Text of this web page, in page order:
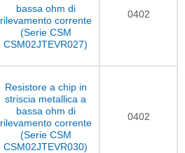
bassa ohm di
rilevamento corrente
(Serie CSM
CSM02JTEVR027)
0402
Resistore a chip in
striscia metallica a
bassa ohm di
rilevamento corrente
(Serie CSM
CSM02JTEVR030)
0402